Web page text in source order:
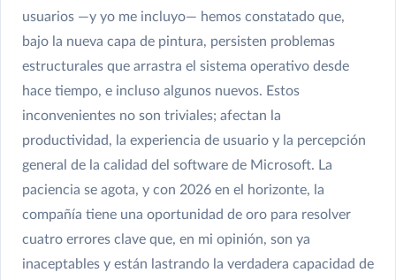
usuarios —y yo me incluyo— hemos constatado que,
bajo la nueva capa de pintura, persisten problemas
estructurales que arrastra el sistema operativo desde
hace tiempo, e incluso algunos nuevos. Estos
inconvenientes no son triviales; afectan la
productividad, la experiencia de usuario y la percepción
general de la calidad del software de Microsoft. La
paciencia se agota, y con 2026 en el horizonte, la
compañía tiene una oportunidad de oro para resolver
cuatro errores clave que, en mi opinión, son ya
inaceptables y están lastrando la verdadera capacidad de